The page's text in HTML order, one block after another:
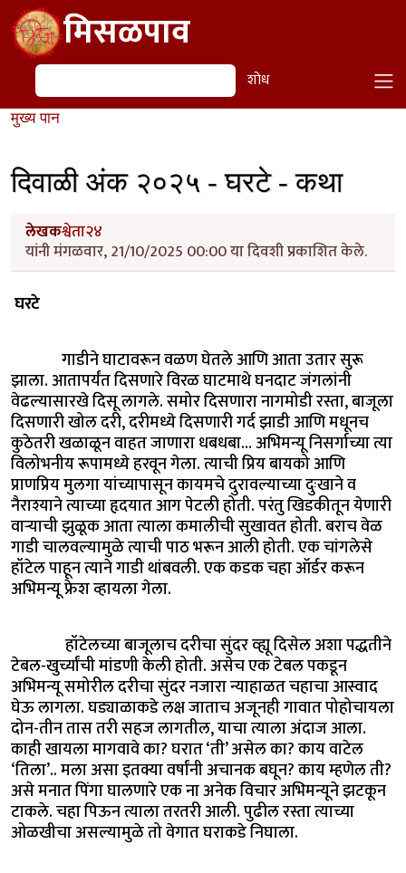
Skip to main contentमिसळपाव
शोध शोध
मुख्य पान
दिवाळी अंक २०२५ - घरटे - कथा
लेखकश्वेता२४
यांनी मंगळवार, 21/10/2025 00:00 या दिवशी प्रकाशित केले.
घरटे
गाडीने घाटावरून वळण घेतले आणि आता उतार सुरू
झाला. आतापर्यंत दिसणारे विरळ घाटमाथे घनदाट जंगलांनी
वेढल्यासारखे दिसू लागले. समोर दिसणारा नागमोडी रस्ता, बाजूला
दिसणारी खोल दरी, दरीमध्ये दिसणारी गर्द झाडी आणि मधूनच
कुठेतरी खळाळून वाहत जाणारा धबधबा… अभिमन्यू निसर्गाच्या त्या
विलोभनीय रूपामध्ये हरवून गेला. त्याची प्रिय बायको आणि
प्राणप्रिय मुलगा यांच्यापासून कायमचे दुरावल्याच्या दुःखाने व
नैराश्याने त्याच्या हृदयात आग पेटली होती. परंतु खिडकीतून येणारी
वाऱ्याची झुळूक आता त्याला कमालीची सुखावत होती. बराच वेळ
गाडी चालवल्यामुळे त्याची पाठ भरून आली होती. एक चांगलेसे
हॉटेल पाहून त्याने गाडी थांबवली. एक कडक चहा ऑर्डर करून
अभिमन्यू फ्रेश व्हायला गेला.
हॉटेलच्या बाजूलाच दरीचा सुंदर व्ह्यू दिसेल अशा पद्धतीने
टेबल-खुर्च्यांची मांडणी केली होती. असेच एक टेबल पकडून
अभिमन्यू समोरील दरीचा सुंदर नजारा न्याहाळत चहाचा आस्वाद
घेऊ लागला. घड्याळाकडे लक्ष जाताच अजूनही गावात पोहोचायला
दोन-तीन तास तरी सहज लागतील, याचा त्याला अंदाज आला.
काही खायला मागवावे का? घरात ‘ती’ असेल का? काय वाटेल
‘तिला’.. मला असा इतक्या वर्षांनी अचानक बघून? काय म्हणेल ती?
असे मनात पिंगा घालणारे एक ना अनेक विचार अभिमन्यूने झटकून
टाकले. चहा पिऊन त्याला तरतरी आली. पुढील रस्ता त्याच्या
ओळखीचा असल्यामुळे तो वेगात घराकडे निघाला.